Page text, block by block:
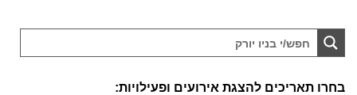
בחרו תאריכים להצגת אירועים ופעילויות: